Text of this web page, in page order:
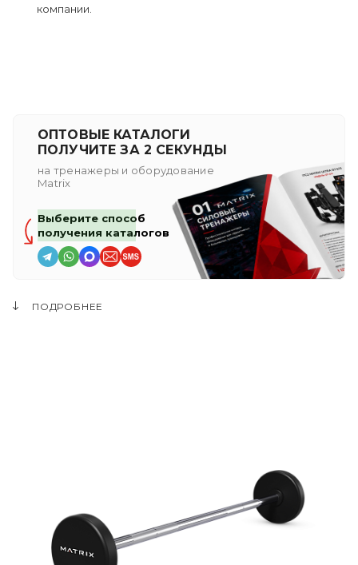
компании.
ОПТОВЫЕ КАТАЛОГИ
ПОЛУЧИТЕ ЗА 2 СЕКУНДЫ
на тренажеры и оборудование
Matrix
Выберите способ
получения каталогов
ПОДРОБНЕЕ